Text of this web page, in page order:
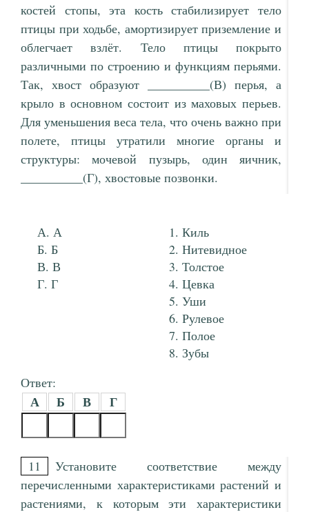
костей стопы, эта кость стабилизирует тело
птицы при ходьбе, амортизирует приземление и
облегчает взлёт. Тело птицы покрыто
различными по строению и функциям перьями.
Так, хвост образуют __________(В) перья, а
крыло в основном состоит из маховых перьев.
Для уменьшения веса тела, что очень важно при
полете, птицы утратили многие органы и
структуры: мочевой пузырь, один яичник,
__________(Г), хвостовые позвонки.
А
Б
В
Г
Киль
Нитевидное
Толстое
Цевка
Уши
Рулевое
Полое
Зубы
Ответ:
А Б В Г
11
Установите соответствие между
перечисленными характеристиками растений и
растениями, к которым эти характеристики